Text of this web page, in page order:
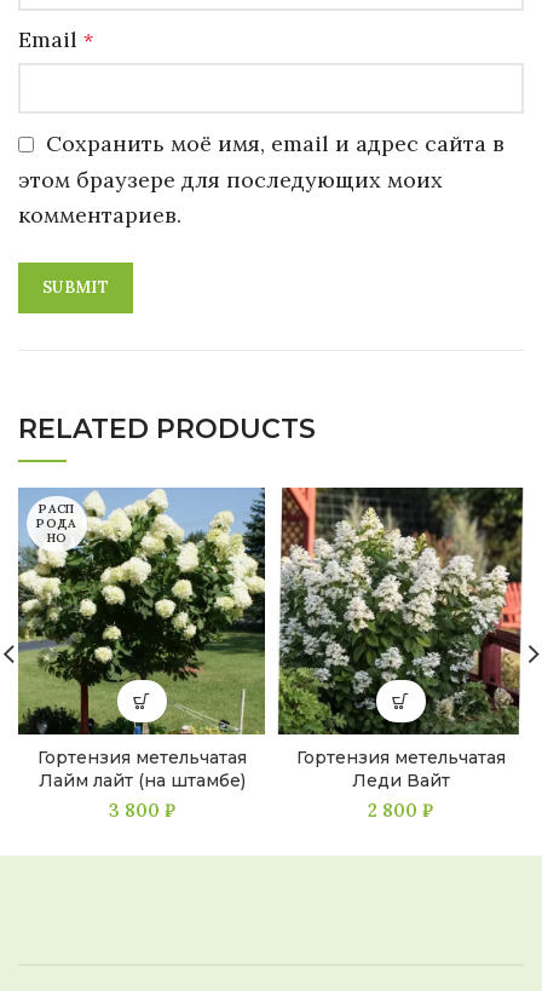
Email *
Сохранить моё имя, email и адрес сайта в
этом браузере для последующих моих
комментариев.
RELATED PRODUCTS
РАСП
РОДА
НО
Гортензия метельчатая
Лайм лайт (на штамбе)
3 800 ₽
Гортензия метельчатая
Леди Вайт
2 800 ₽